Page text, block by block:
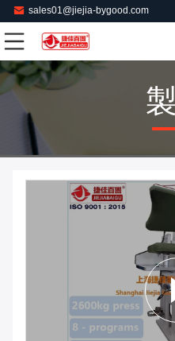
sales01@jiejia-bygood.com